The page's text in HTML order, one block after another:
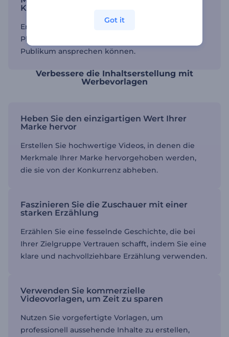
Kanäle
Erstellen Sie Videos, die sich leicht auf mehreren
Plattformen teilen lassen, damit Sie ein größeres
Publikum ansprechen können.
Verbessere die Inhaltserstellung mit
Werbevorlagen
Heben Sie den einzigartigen Wert Ihrer
Marke hervor
Erstellen Sie hochwertige Videos, in denen die
Merkmale Ihrer Marke hervorgehoben werden,
die sie von der Konkurrenz abheben.
Faszinieren Sie die Zuschauer mit einer
starken Erzählung
Erzählen Sie eine fesselnde Geschichte, die bei
Ihrer Zielgruppe Vertrauen schafft, indem Sie eine
klare und nachvollziehbare Erzählung verwenden.
Verwenden Sie kommerzielle
Videovorlagen, um Zeit zu sparen
Nutzen Sie vorgefertigte Vorlagen, um
professionell aussehende Inhalte zu erstellen,
Got it